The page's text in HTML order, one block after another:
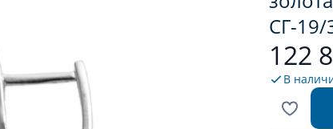
СГ-19/
122
В